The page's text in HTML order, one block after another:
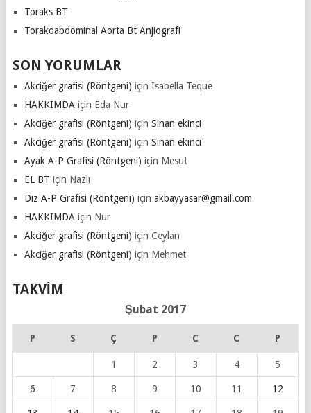
Toraks BT
Torakoabdominal Aorta Bt Anjiografi
SON YORUMLAR
Akciğer grafisi (Röntgeni) için Isabella Teque
HAKKIMDAiçin Eda Nur
Akciğer grafisi (Röntgeni) için Sinan ekinci
Akciğer grafisi (Röntgeni) için Sinan ekinci
Ayak A-P Grafisi (Röntgeni) için Mesut
EL BT için Nazlı
Diz A-P Grafisi (Röntgeni) için akbayyasar@gmail.com
HAKKIMDAiçin Nur
Akciğer grafisi (Röntgeni) için Ceylan
Akciğer grafisi (Röntgeni) için Mehmet
TAKVIM
Şubat 2017
P S Ç P C C P
1 2 3 4 5
6 7 8 9 10 11 12